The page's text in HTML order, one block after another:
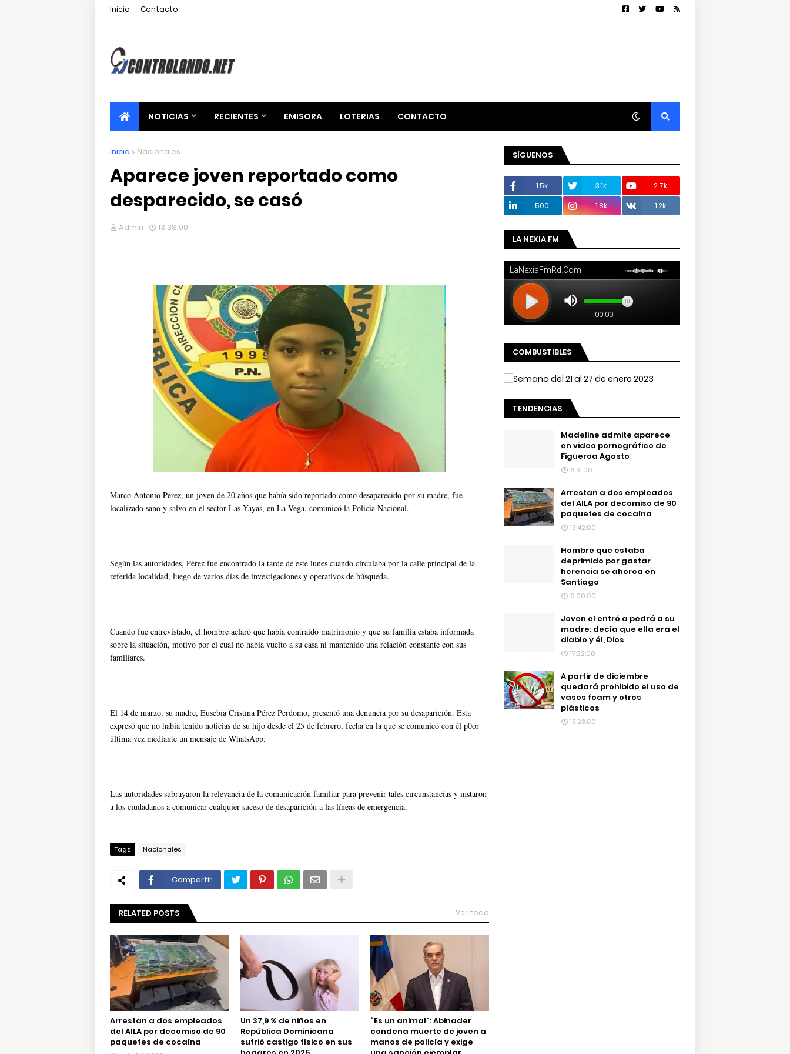
Inicio Contacto
NOTICIAS RECIENTES EMISORA LOTERIAS CONTACTO
Inicio Nacionales
Aparece joven reportado como
desparecido, se casó
Admin 13:38:00
Marco Antonio Pérez, un joven de 20 años que había sido reportado como desaparecido por su madre, fue
localizado sano y salvo en el sector Las Yayas, en La Vega, comunicó la Policía Nacional.
Según las autoridades, Pérez fue encontrado la tarde de este lunes cuando circulaba por la calle principal de la
referida localidad, luego de varios días de investigaciones y operativos de búsqueda.
Cuando fue entrevistado, el hombre aclaró que había contraído matrimonio y que su familia estaba informada
sobre la situación, motivo por el cual no había vuelto a su casa ni mantenido una relación constante con sus
familiares.
El 14 de marzo, su madre, Eusebia Cristina Pérez Perdomo, presentó una denuncia por su desaparición. Esta
expresó que no había tenido noticias de su hijo desde el 25 de febrero, fecha en la que se comunicó con él p0or
última vez mediante un mensaje de WhatsApp.
Las autoridades subrayaron la relevancia de la comunicación familiar para prevenir tales circunstancias y instaron
a los ciudadanos a comunicar cualquier suceso de desaparición a las líneas de emergencia.
Tags Nacionales
Compartir
RELATED POSTS Ver todo
Arrestan a dos empleados
del AILA por decomiso de 90
paquetes de cocaína
Un 37,9 % de niños en
República Dominicana
sufrió castigo físico en sus
“Es un animal”: Abinader
condena muerte de joven a
manos de policía y exige
SÍGUENOS
1.5k 3.1k
2.7k
500
1.8k 1.2k
LA NEXIA FM
COMBUSTIBLES
TENDENCIAS
Madeline admite aparece
en video pornográfico de
Figueroa Agosto
6:31:00
Arrestan a dos empleados
del AILA por decomiso de 90
paquetes de cocaína
13:42:00
Hombre que estaba
deprimido por gastar
herencia se ahorca en
Santiago
9:00:00
Joven el entró a pedrá a su
madre: decía que ella era el
diablo y él, Dios
17:32:00
A partir de diciembre
quedará prohibido el uso de
vasos foam y otros
plásticos
13:23:00